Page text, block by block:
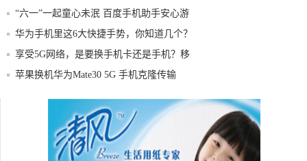
“六一”一起童心未泯 百度手机助手安心游
戏快
华为手机里这6大快捷手势，你知道几个？
单手党
享受5G网络，是要换手机卡还是手机？移
动公司
苹果换机华为Mate30 5G 手机克隆传输
三款华为Mate30 5G版正式入网：上市时